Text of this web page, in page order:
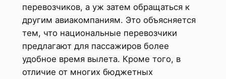
перевозчиков, а уж затем обращаться к
другим авиакомпаниям. Это объясняется
тем, что национальные перевозчики
предлагают для пассажиров более
удобное время вылета. Кроме того, в
отличие от многих бюджетных